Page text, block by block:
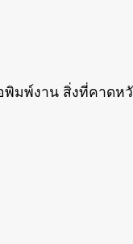
าน สิ่งที่คาดหวัง